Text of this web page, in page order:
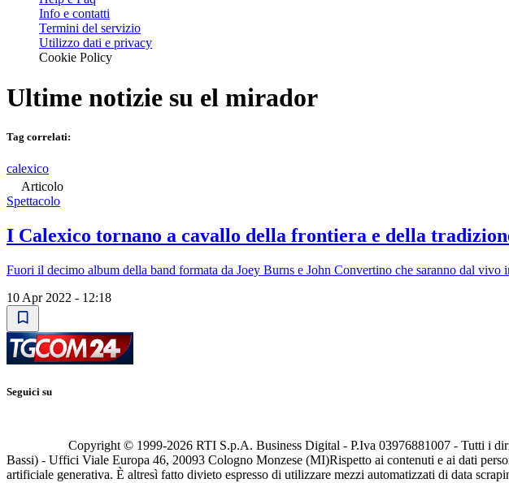
Info e contatti
Termini del servizio
Utilizzo dati e privacy
Cookie Policy
Ultime notizie su el mirador
Tag correlati:
calexico
Articolo
Spettacolo
I Calexico tornano a cavallo della frontiera e della
Fuori il decimo album della band formata da Joey Burns e John Convertino che saranno dal
10 Apr 2022 - 12:18
Seguici su
Copyright © 1999-2026 RTI S.p.A. Business Digital - P.Iva 03976881007 - Tutti i
Bassi) - Uffici Viale Europa 46, 20093 Cologno Monzese (MI)Rispetto ai contenuti e ai dati
artificiale generativa. È altresì fatto divieto espresso di utilizzare mezzi automatizzati di data